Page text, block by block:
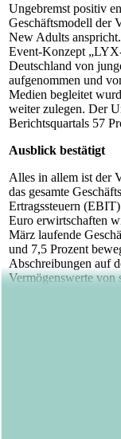
Ungebremst positiv
Geschäftsmodell der
New Adults
Event-Konzept
Deutschland von
aufgenommen und
Medien begleitet
weiter zulegen. Der
Berichtsquartals 57
Ausblick bestätigt
Alles in allem ist der
das gesamte
Ertragssteuern
Euro erwirtschaften
März laufende
und 7,5 Prozent
Abschreibungen auf
Vermögenswerte
wird ein EBIT von
Marge von 8,5
Konzernumsatz wird
Die
Geschäftsjahres
https://
relations/